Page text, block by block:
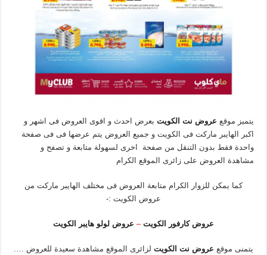
يتميز موقع عروض نت الكويتبعرض احدث و اقوى العروض فى اشهر و
اكبر الهايبر ماركت فى الكويت و جميع العروض يتم عرضها فى فى صفحة
واحدة فقط بدون التنقل من صفحة اخرى لسهولة متابعة و تصفح و
مشاهدة العروض على زائرى الموقع الكرام
كما يمكن للزوار الكرام متابعة العروض فى مختلف الهايبر ماركت من
عروض الكويت :-
عروض كارفور الكويت– عروض لولو هايبر الكويت
يتمنى موقع عروض نت الكويتلزائرى الموقع مشاهدة سعيدة للعروض ….